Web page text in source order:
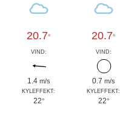
20.7°
VIND:
1.4 m/s
KYLEFFEKT:
22°
20.7°
VIND:
0.7 m/s
KYLEFFEKT:
22°